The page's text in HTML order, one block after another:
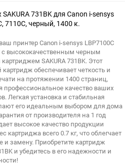
731BK для Canon i-sensys
7110C, черный, 1400 к.
принтер Canon i-sensys LBP7100C
с высококачественным черным
SAKURA 731BK. Этот
обеспечивает четкость и
на протяжении 1400 страниц,
профессиональное качество ваших
Легкая установка и стабильная
его идеальным выбором для дома
от производителя на 1 год
высокое качество продукции
картриджа всего 0.7 кг, что облегчает
и замену. Приобретите картридж
и убедитесь в его надежности и